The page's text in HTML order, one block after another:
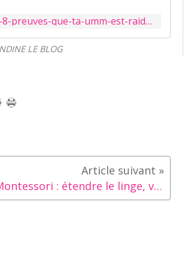
http://candine.net/les-rendez-vous-dummi-8-preuves-que-ta-umm-est-raide-dingue-de-toi/
LE BLOG
Montessori : étendre le linge, vie pratique